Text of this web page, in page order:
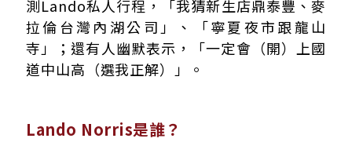
測Lando私人行程，「我猜新生店鼎泰豐、麥
拉倫台灣內湖公司」、「寧夏夜市跟龍山
寺」；還有人幽默表示，「一定會（開）上國
道中山高（選我正解）」。
Lando Norris是誰？